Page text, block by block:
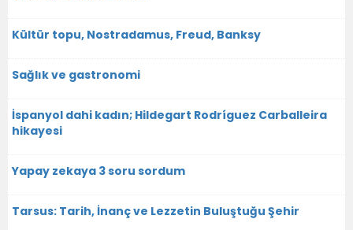
Kültür topu, Nostradamus, Freud, Banksy
Sağlık ve gastronomi
İspanyol dahi kadın; Hildegart Rodríguez Carballeira
hikayesi
Yapay zekaya 3 soru sordum
Tarsus: Tarih, İnanç ve Lezzetin Buluştuğu Şehir